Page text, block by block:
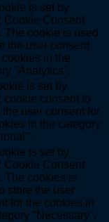
is set by
Cookie Consent
The cookie is used
the user consent
cookies in the
"Analytics".
is set by
cookie consent to
the user consent for
in the category
is set by
Cookie Consent
The cookies is
store the user
for the cookies in
"Necessary".